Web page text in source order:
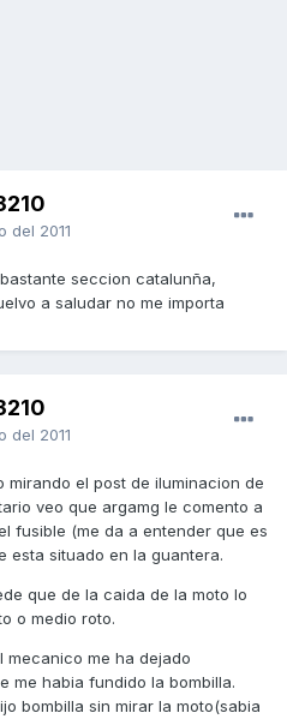
del 2011
seccion catalunña,
a saludar no me importa
del 2011
el post de iluminacion de
veo que argamg le comento a
fusible (me da a entender que es
esta situado en la guantera.
que de la caida de la moto lo
o medio roto.
mecanico me ha dejado
me habia fundido la bombilla.
bombilla sin mirar la moto(sabia